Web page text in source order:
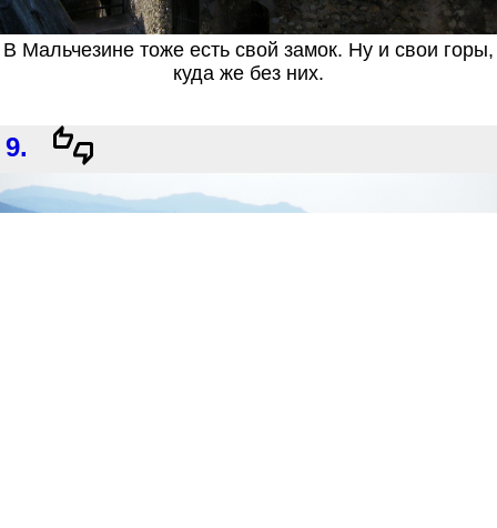
В Мальчезине тоже есть свой замок. Ну и свои горы,
куда же без них.
9.